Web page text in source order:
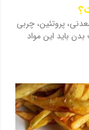
پروتئین، چربی
باید این مواد